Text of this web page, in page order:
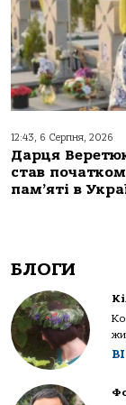
12:43, 6 Серпня, 2026
Дарця
став початком
пам’яті в
БЛОГИ